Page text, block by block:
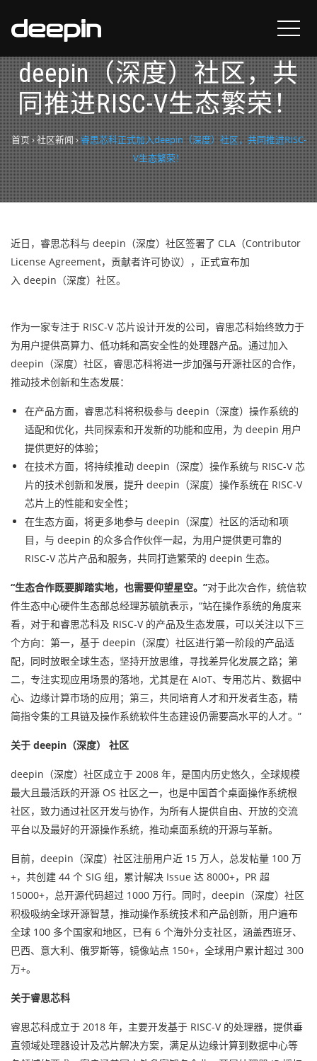
睿思芯科正式加入
deepin（深度）社区，共
同推进RISC-V生态繁荣！
首页›社区新闻›睿思芯科正式加入deepin（深度）社区，共同推进RISC-
V生态繁荣！
近日，睿思芯科与 deepin（深度）社区签署了 CLA（Contributor
License Agreement，贡献者许可协议），正式宣布加
入 deepin（深度）社区。
作为一家专注于 RISC-V 芯片设计开发的公司，睿思芯科始终致力于
为用户提供高算力、低功耗和高安全性的处理器产品。通过加入
deepin（深度）社区，睿思芯科将进一步加强与开源社区的合作，
推动技术创新和生态发展：
在产品方面，睿思芯科将积极参与 deepin（深度）操作系统的
适配和优化，共同探索和开发新的功能和应用，为 deepin 用户
提供更好的体验；
在技术方面，将持续推动 deepin（深度）操作系统与 RISC-V 芯
片的技术创新和发展，提升 deepin（深度）操作系统在 RISC-V
芯片上的性能和安全性；
在生态方面，将更多地参与 deepin（深度）社区的活动和项
目，与 deepin 的众多合作伙伴一起，为用户提供更可靠的
RISC-V 芯片产品和服务，共同打造繁荣的 deepin 生态。
“生态合作既要脚踏实地，也需要仰望星空。”对于此次合作，统信软
件生态中心硬件生态部总经理苏毓航表示，“站在操作系统的角度来
看，对于和睿思芯科及 RISC-V 的产品及生态发展，可以关注以下三
个方向：第一，基于 deepin（深度）社区进行第一阶段的产品适
配，同时放眼全球生态，坚持开放思维，寻找差异化发展之路；第
二，专注实现应用场景的落地，尤其是在 AIoT、专用芯片、数据中
心、边缘计算市场的应用；第三，共同培育人才和开发者生态，精
简指令集的工具链及操作系统软件生态建设仍需要高水平的人才。”
关于 deepin（深度） 社区
deepin（深度）社区成立于 2008 年，是国内历史悠久，全球规模
最大且最活跃的开源 OS 社区之一，也是中国首个桌面操作系统根
社区，致力通过社区开发与协作，为所有人提供自由、开放的交流
平台以及最好的开源操作系统，推动桌面系统的开源与革新。
目前，deepin（深度）社区注册用户近 15 万人，总发帖量 100 万
+，共创建 44 个 SIG 组，累计解决 Issue 达 8000+，PR 超
15000+，总开源代码超过 1000 万行。同时，deepin（深度）社区
积极吸纳全球开源智慧，推动操作系统技术和产品创新，用户遍布
全球 100 多个国家和地区，已有 6 个海外分支社区，涵盖西班牙、
巴西、意大利、俄罗斯等，镜像站点 150+，全球用户累计超过 300
万+。
关于睿思芯科
睿思芯科成立于 2018 年，主要开发基于 RISC-V 的处理器，提供垂
直领域处理器设计及芯片解决方案，满足从边缘计算到数据中心等